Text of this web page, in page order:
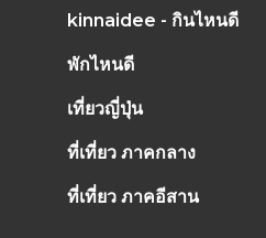
kinnaidee - กินไหนดี
พักไหนดี
เที่ยวญี่ปุ่น
ที่เที่ยว ภาคกลาง
ที่เที่ยว ภาคอีสาน